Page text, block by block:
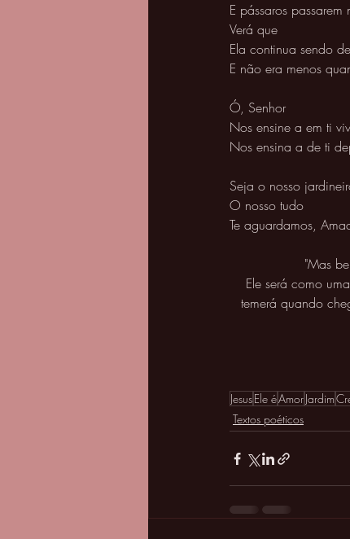
E pássaros
Verá que
Ela continua sendo
E não era menos
Ó, Senhor
Nos ensine a em ti
Nos ensina a de ti
Seja o nosso
O nosso tudo
Te aguardamos,
"Mas
Ele será como
temerá quando
JesusEle éAmorJardim
Textos poéticos